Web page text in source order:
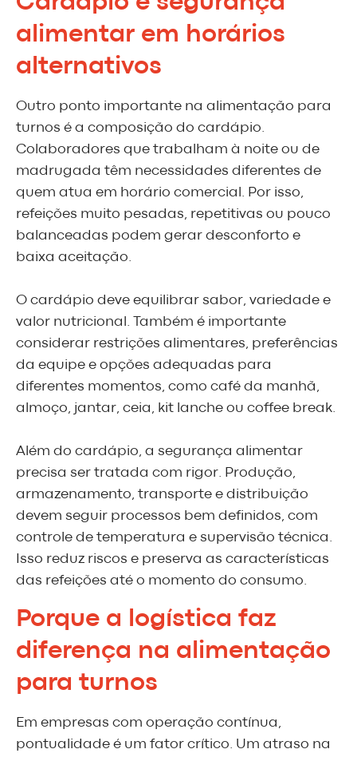
alimentar em horários
alternativos
Outro ponto importante na alimentação para
turnos é a composição do cardápio.
Colaboradores que trabalham à noite ou de
madrugada têm necessidades diferentes de
quem atua em horário comercial. Por isso,
refeições muito pesadas, repetitivas ou pouco
balanceadas podem gerar desconforto e
baixa aceitação.
O cardápio deve equilibrar sabor, variedade e
valor nutricional. Também é importante
considerar restrições alimentares, preferências
da equipe e opções adequadas para
diferentes momentos, como café da manhã,
almoço, jantar, ceia, kit lanche ou coffee break.
Além do cardápio, a segurança alimentar
precisa ser tratada com rigor. Produção,
armazenamento, transporte e distribuição
devem seguir processos bem definidos, com
controle de temperatura e supervisão técnica.
Isso reduz riscos e preserva as características
das refeições até o momento do consumo.
Porque a logística faz
diferença na alimentação
para turnos
Em empresas com operação contínua,
pontualidade é um fator crítico. Um atraso na